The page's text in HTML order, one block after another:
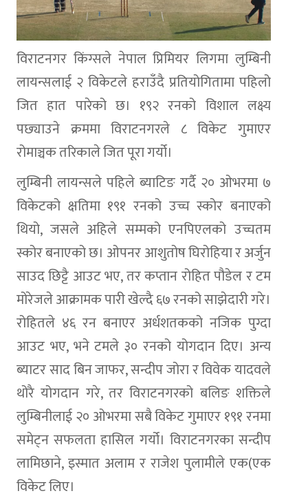
विराटनगर किंग्सले नेपाल प्रिमियर लिगमा लुम्बिनी
लायन्सलाई २ विकेटले हराउँदै प्रतियोगितामा पहिलो
जित हात पारेको छ। १९२ रनको विशाल लक्ष्य
पछ्याउने क्रममा विराटनगरले ८ विकेट गुमाएर
रोमाञ्चक तरिकाले जित पूरा गर्यो।
लुम्बिनी लायन्सले पहिले ब्याटिङ गर्दै २० ओभरमा ७
विकेटको क्षतिमा १९१ रनको उच्च स्कोर बनाएको
थियो, जसले अहिले सम्मको एनपिएलको उच्चतम
स्कोर बनाएको छ। ओपनर आशुतोष घिरोहिया र अर्जुन
साउद छिट्टै आउट भए, तर कप्तान रोहित पौडेल र टम
मोरेजले आक्रामक पारी खेल्दै ६७ रनको साझेदारी गरे।
रोहितले ४६ रन बनाएर अर्धशतकको नजिक पुग्दा
आउट भए, भने टमले ३० रनको योगदान दिए। अन्य
ब्याटर साद बिन जाफर, सन्दीप जोरा र विवेक यादवले
थोरै योगदान गरे, तर विराटनगरको बलिङ शक्तिले
लुम्बिनीलाई २० ओभरमा सबै विकेट गुमाएर १९१ रनमा
समेट्न सफलता हासिल गर्यो। विराटनगरका सन्दीप
लामिछाने, इस्मात अलाम र राजेश पुलामीले एक(एक
विकेट लिए।